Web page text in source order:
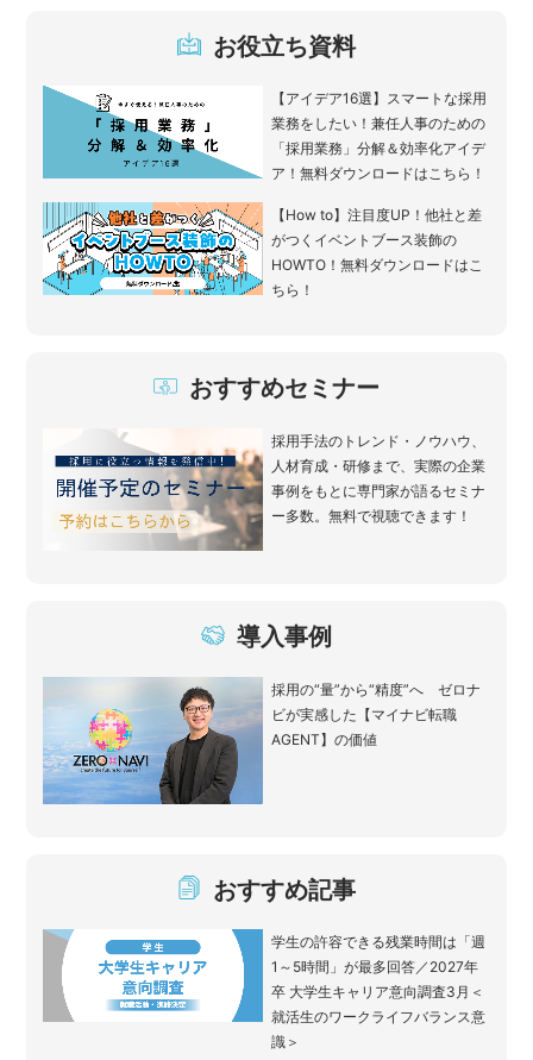
お役立ち資料
【アイデア16選】スマートな採用
業務をしたい！兼任人事のための
「採用業務」分解＆効率化アイデ
ア！無料ダウンロードはこちら！
【How to】注目度UP！他社と差
がつくイベントブース装飾の
HOWTO！無料ダウンロードはこ
ちら！
おすすめセミナー
採用手法のトレンド・ノウハウ、
人材育成・研修まで、実際の企業
事例をもとに専門家が語るセミナ
ー多数。無料で視聴できます！
導入事例
採用の“量”から“精度”へ ゼロナ
ビが実感した【マイナビ転職
AGENT】の価値
おすすめ記事
学生の許容できる残業時間は「週
1～5時間」が最多回答／2027年
卒 大学生キャリア意向調査3月＜
就活生のワークライフバランス意
識＞